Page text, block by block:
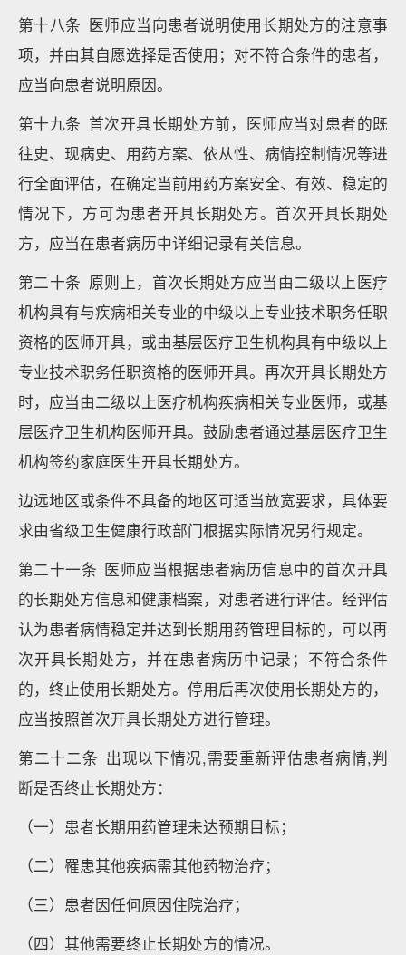
第十八条 医师应当向患者说明使用长期处方的注意事
项，并由其自愿选择是否使用；对不符合条件的患者，
应当向患者说明原因。
第十九条 首次开具长期处方前，医师应当对患者的既
往史、现病史、用药方案、依从性、病情控制情况等进
行全面评估，在确定当前用药方案安全、有效、稳定的
情况下，方可为患者开具长期处方。首次开具长期处
方，应当在患者病历中详细记录有关信息。
第二十条 原则上，首次长期处方应当由二级以上医疗
机构具有与疾病相关专业的中级以上专业技术职务任职
资格的医师开具，或由基层医疗卫生机构具有中级以上
专业技术职务任职资格的医师开具。再次开具长期处方
时，应当由二级以上医疗机构疾病相关专业医师，或基
层医疗卫生机构医师开具。鼓励患者通过基层医疗卫生
机构签约家庭医生开具长期处方。
边远地区或条件不具备的地区可适当放宽要求，具体要
求由省级卫生健康行政部门根据实际情况另行规定。
第二十一条 医师应当根据患者病历信息中的首次开具
的长期处方信息和健康档案，对患者进行评估。经评估
认为患者病情稳定并达到长期用药管理目标的，可以再
次开具长期处方，并在患者病历中记录；不符合条件
的，终止使用长期处方。停用后再次使用长期处方的，
应当按照首次开具长期处方进行管理。
第二十二条 出现以下情况,需要重新评估患者病情,判
断是否终止长期处方：
（一）患者长期用药管理未达预期目标；
（二）罹患其他疾病需其他药物治疗；
（三）患者因任何原因住院治疗；
（四）其他需要终止长期处方的情况。